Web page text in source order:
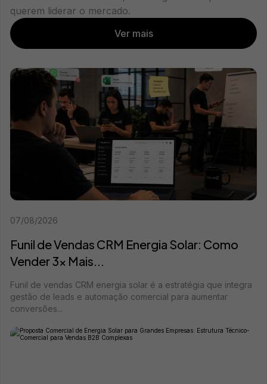
querem liderar o mercado.
Ver mais
07/08/2026
Funil de Vendas CRM Energia Solar: Como
Vender 3x Mais...
Funil de vendas CRM energia solar é a estratégia que integra
gestão de leads e automação comercial para aumentar
conversões...